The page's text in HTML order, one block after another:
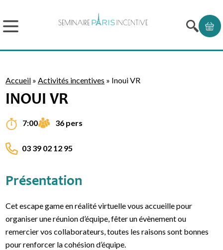
Accueil »Activités incentives » Inoui VR
INOUI VR
7:00 36 pers
03 39 02 12 95
Présentation
Cet escape game en réalité virtuelle vous accueille pour
organiser une réunion d’équipe, fêter un évènement ou
remercier vos collaborateurs, toutes les raisons sont bonnes
pour renforcer la cohésion d’équipe.